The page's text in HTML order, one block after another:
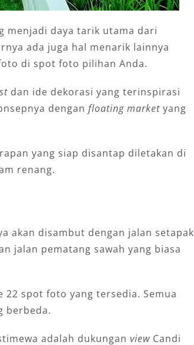
menjadi daya tarik utama dari
ada juga hal menarik lainnya
di spot foto pilihan Anda.
dan ide dekorasi yang terinspirasi
dengan floating market yang
yang siap disantap diletakan di
renang.
akan disambut dengan jalan setapak
jalan pematang sawah yang biasa
22 spot foto yang tersedia. Semua
berbeda.
adalah dukungan view Candi